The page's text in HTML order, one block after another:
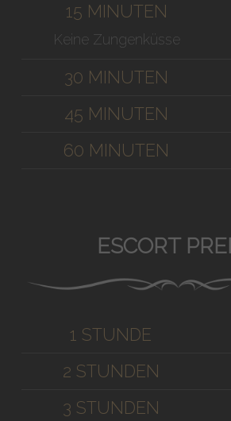
15 MINUTEN
Keine Zungenküsse
30 MINUTEN
45 MINUTEN
60 MINUTEN
ESCORT
1 STUNDE
2 STUNDEN
3 STUNDEN